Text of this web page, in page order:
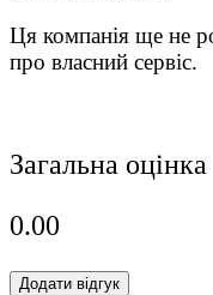
Ця компанія ще не
про власний сервіс.
Загальна оцінка
0.00
Додати відгук